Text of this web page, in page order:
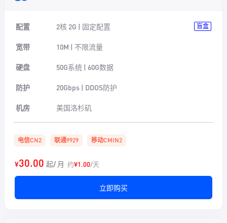
配置 2核 2G | 固定配置 盲盒
宽带 10M | 不限流量
硬盘 50G系统 | 60G数据
防护 20Gbps | DDOS防护
机房 美国洛杉矶
电信CN2 联通9929 移动CMIN2
¥30.00 起/ 月 约¥1.00/天
立即购买